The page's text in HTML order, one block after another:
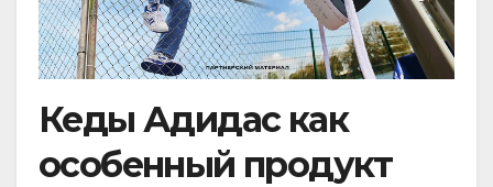
Кеды Адидас как
особенный продукт